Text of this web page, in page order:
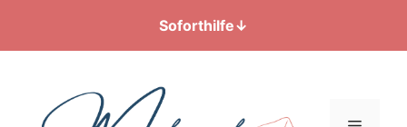
Soforthilfe↓